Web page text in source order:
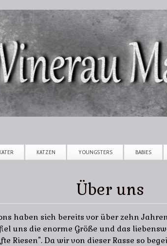
Direkt zum Inhalt
KATZEN YOUNGSTERS BABIES
Über uns
haben sich bereits vor über zehn
uns die enorme Größe und das
Riesen". Da wir von dieser Rasse so